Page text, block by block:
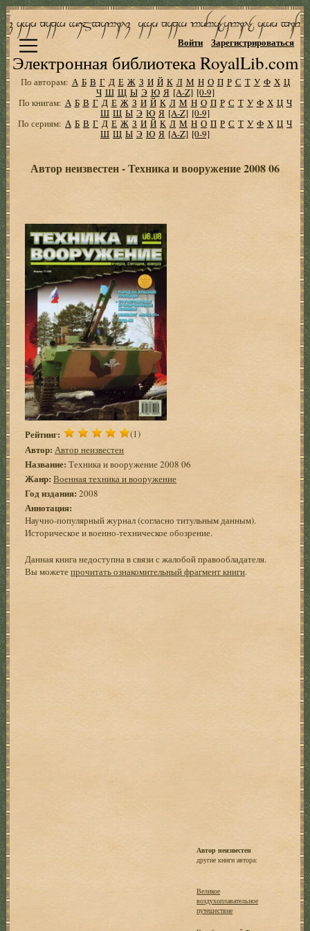
Электронная библиотека RoyalLib.com
Войти Зарегистрироваться
По авторам: А Б В Г Д Е Ж З И Й К Л М Н О П Р С Т У Ф Х Ц
Ч Ш Щ Ы Э Ю Я [A-Z] [0-9]
По книгам: А Б В Г Д Е Ж З И Й К Л М Н О П Р С Т У Ф Х Ц Ч
Ш Щ Ы Э Ю Я [A-Z] [0-9]
По сериям: А Б В Г Д Е Ж З И Й К Л М Н О П Р С Т У Ф Х Ц Ч
Ш Щ Ы Э Ю Я [A-Z] [0-9]
Автор неизвестен - Техника и вооружение 2008 06
Рейтинг: (1)
Автор: Автор неизвестен
Название: Техника и вооружение 2008 06
Жанр: Военная техника и вооружение
Год издания: 2008
Аннотация:
Научно-популярный журнал (согласно титульным данным).
Историческое и военно-техническое обозрение.
Данная книга недоступна в связи с жалобой правообладателя.
Вы можетепрочитать ознакомительный фрагмент книги.
Автор неизвестен
другие книги автора:
Великое
воздухоплавательное
путешествие